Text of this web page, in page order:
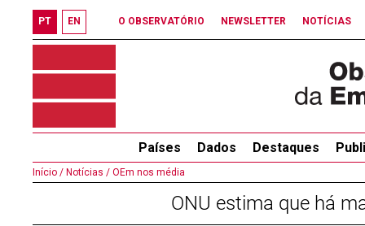
PT EN O OBSERVATÓRIO NEWSLETTER NOTÍCIAS
Países Dados Destaques
Início / Notícias / OEm nos média
ONU estima que há